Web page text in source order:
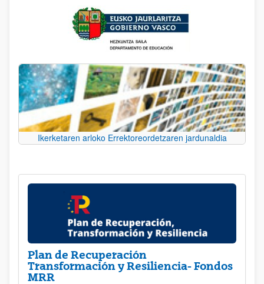
Ikerketaren arloko Errektoreordetzaren jardunaldia
Plan de Recuperación
Transformación y Resiliencia- Fondos
MRR